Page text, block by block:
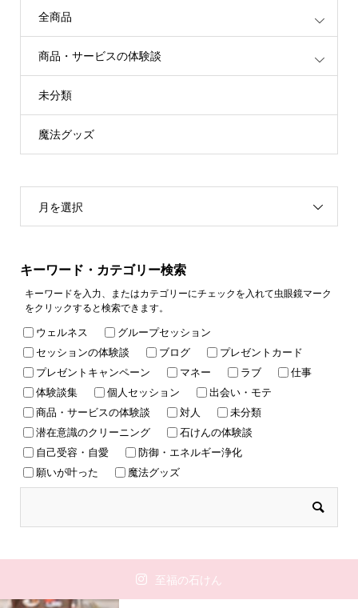
全商品
商品・サービスの体験談
未分類
魔法グッズ
月を選択
キーワード・カテゴリー検索
キーワードを入力、またはカテゴリーにチェックを入れて虫眼鏡マーク
をクリックすると検索できます。
ウェルネス
グループセッション
セッションの体験談
ブログ
プレゼントカード
プレゼントキャンペーン
マネー ラブ
仕事
体験談集
個人セッション
出会い・モテ
商品・サービスの体験談
対人
未分類
潜在意識のクリーニング
石けんの体験談
自己受容・自愛
防御・エネルギー浄化
願いが叶った
魔法グッズ
至福の石けん